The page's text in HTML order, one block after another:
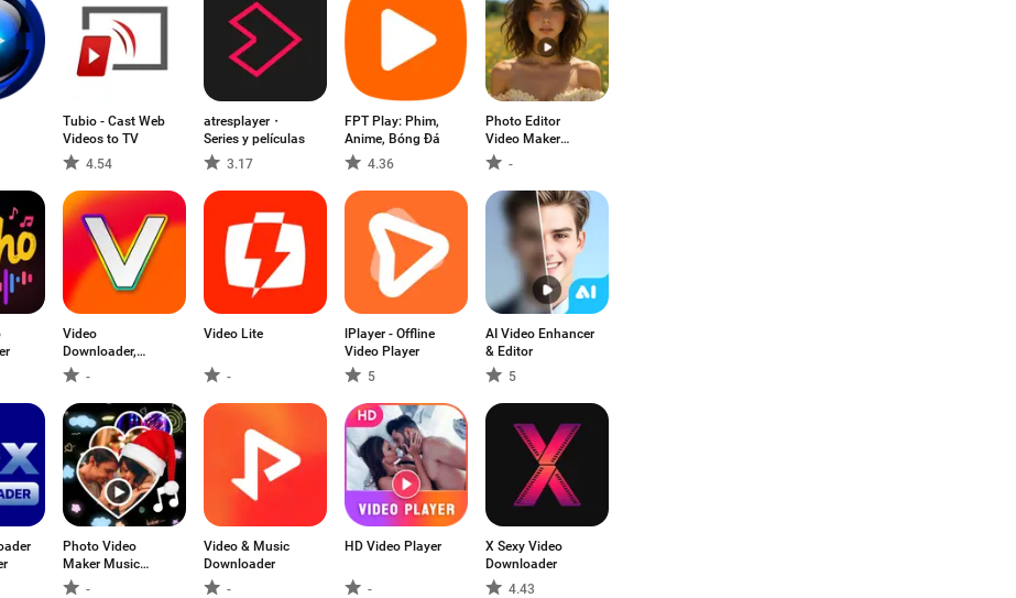
Tubio - Cast Web
Videos to TV
4.54
atresplayer・
Series y películas
3.17
FPT Play: Phim,
Anime, Bóng Đá
4.36
Photo Editor
Video Maker
Music
-
Video
Downloader,
Download Vid
-
Video Lite
-
lPlayer - Offline
Video Player
5
AI Video Enhancer
& Editor
5
Photo Video
Maker Music
Song-
Video & Music
Downloader
-
HD Video Player
-
X Sexy Video
Downloader
4.43